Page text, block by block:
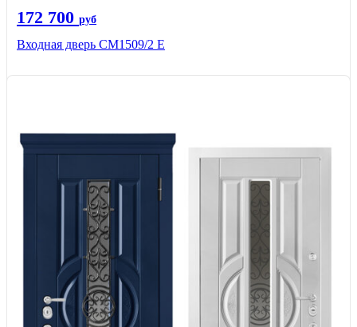
172 700 руб
Входная дверь CМ1509/2 Е